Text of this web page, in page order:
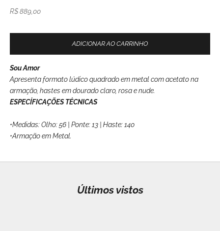
Preço promocional
R$ 889,00
ADICIONAR AO CARRINHO
Sou Amor
Apresenta formato lúdico quadrado em metal com acetato na
armação, hastes em dourado claro, rosa e nude.
ESPECÍFICAÇÕES TÉCNICAS
•Medidas: Olho: 56 | Ponte: 13 | Haste: 140
•Armação em Metal.
Últimos vistos